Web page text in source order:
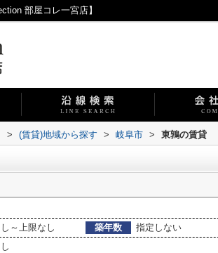
部屋コレ一宮店】
> (賃貸)地域から探す > 岐阜市 > 東鶉の賃貸
～上限なし 築年数
指定しない